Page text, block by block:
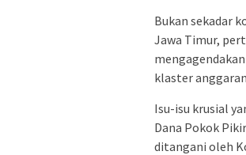
​Bukan sekadar
Jawa Timur,
klaster
​Isu-isu krusial
Dana Pokok
ditangani oleh